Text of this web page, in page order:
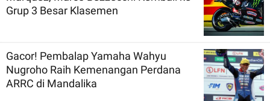
Grup 3 Besar Klasemen
Gacor! Pembalap Yamaha Wahyu
Nugroho Raih Kemenangan Perdana
ARRC di Mandalika